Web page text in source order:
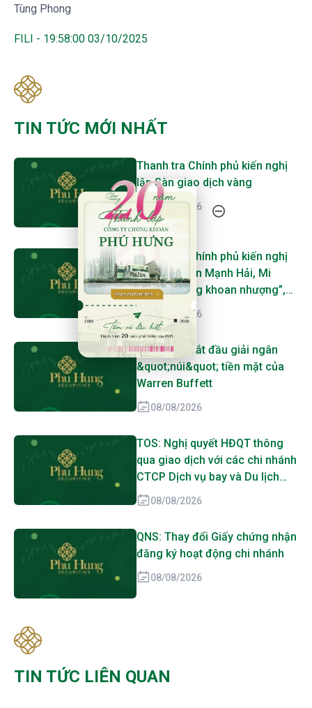
Tùng Phong
FILI - 19:58:00 03/10/2025
TIN TỨC MỚI NHẤT
Thanh tra Chính phủ kiến nghị
lập Sàn giao dịch vàng
08/08/2026
Thanh tra Chính phủ kiến nghị
xử lý Bảo Tín Mạnh Hải, Mi
Hồng “không khoan nhượng”,
SJC, PNJ, DOJI cũng bị gọi tên
08/08/2026
Greg Abel bắt đầu giải ngân
&quot;núi&quot; tiền mặt của
Warren Buffett
08/08/2026
TOS: Nghị quyết HĐQT thông
qua giao dịch với các chi nhánh
CTCP Dịch vụ bay và Du lịch
biển Tân Cảng
08/08/2026
QNS: Thay đổi Giấy chứng nhận
đăng ký hoạt động chi nhánh
08/08/2026
TIN TỨC LIÊN QUAN
20 Năm Thành Lập - Công Ty Chứng Khoán Phú